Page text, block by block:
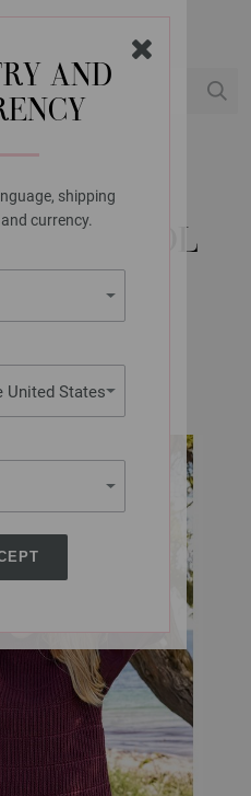
AND
shipping
currency.
United States
WOOL
4 | Modell 43